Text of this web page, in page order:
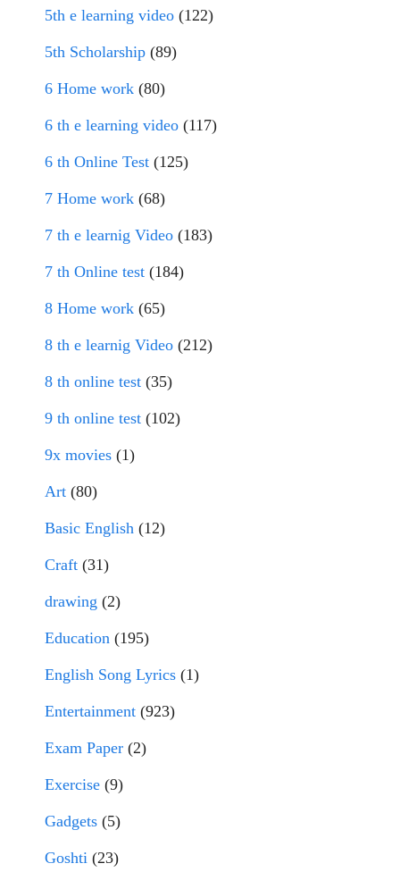
5th e learning video (122)
5th Scholarship (89)
6 Home work (80)
6 th e learning video (117)
6 th Online Test (125)
7 Home work (68)
7 th e learnig Video (183)
7 th Online test (184)
8 Home work (65)
8 th e learnig Video (212)
8 th online test (35)
9 th online test (102)
9x movies (1)
Art (80)
Basic English (12)
Craft (31)
drawing (2)
Education (195)
English Song Lyrics (1)
Entertainment (923)
Exam Paper (2)
Exercise (9)
Gadgets (5)
Goshti (23)